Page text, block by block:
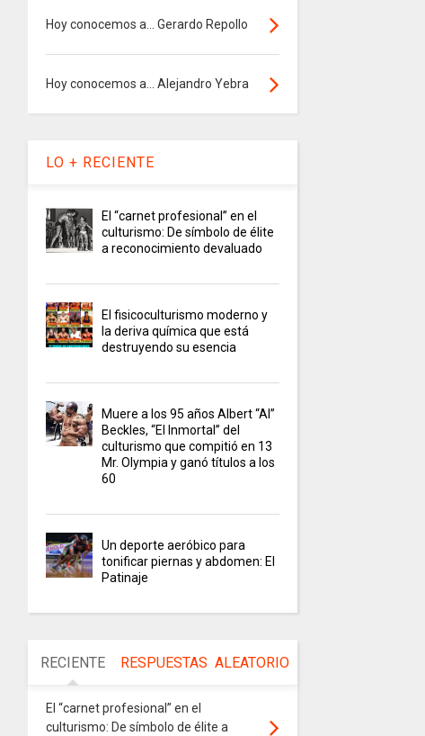
Hoy conocemos a... Gerardo Repollo
Hoy conocemos a... Alejandro Yebra
LO + RECIENTE
El “carnet profesional” en el
culturismo: De símbolo de élite
a reconocimiento devaluado
El fisicoculturismo moderno y
la deriva química que está
destruyendo su esencia
Muere a los 95 años Albert “Al”
Beckles, “El Inmortal” del
culturismo que compitió en 13
Mr. Olympia y ganó títulos a los
60
Un deporte aeróbico para
tonificar piernas y abdomen: El
Patinaje
RECIENTE RESPUESTAS ALEATORIO
El “carnet profesional” en el
culturismo: De símbolo de élite a